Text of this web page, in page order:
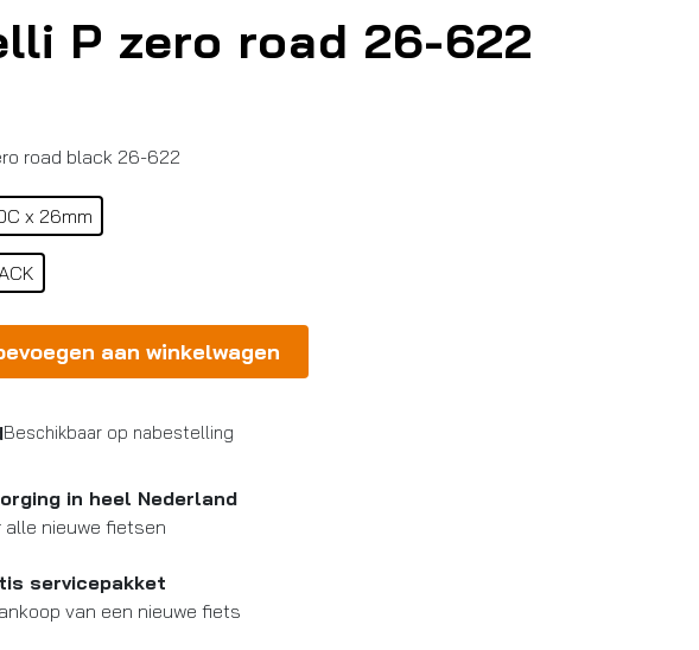
P zero road 26-622
road black 26-622
x 26mm
aan winkelwagen
Beschikbaar op nabestelling
in heel Nederland
alle nieuwe fietsen
servicepakket
van een nieuwe fiets